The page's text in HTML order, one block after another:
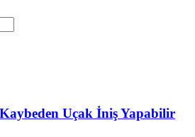
Uçak İniş Yapabilir